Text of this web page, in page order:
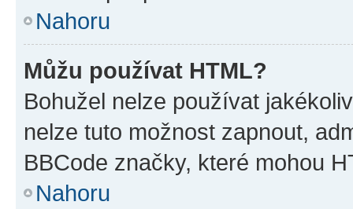
Nahoru
Můžu používat HTML?
Bohužel nelze používat
nelze tuto možnost zapnout,
BBCode značky, které mohou
Nahoru